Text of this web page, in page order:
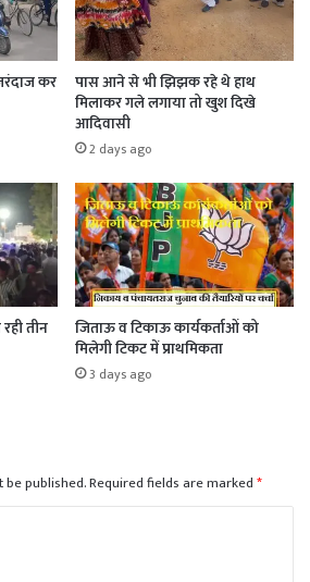
कर
पास आने से भी झिझक रहे थे हाथ
मिलाकर गले लगाया तो खुश दिखे
आदिवासी
2 days ago
तीन
जिताऊ व टिकाऊ कार्यकर्ताओं को
मिलेगी टिकट में प्राथमिकता
3 days ago
published.Required fields are marked*